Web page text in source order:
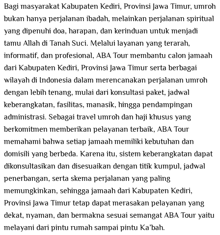
Bagi masyarakat Kabupaten Kediri, Provinsi Jawa Timur, umroh
bukan hanya perjalanan ibadah, melainkan perjalanan spiritual
yang dipenuhi doa, harapan, dan kerinduan untuk menjadi
tamu Allah di Tanah Suci. Melalui layanan yang terarah,
informatif, dan profesional, ABA Tour membantu calon jamaah
dari Kabupaten Kediri, Provinsi Jawa Timur serta berbagai
wilayah di Indonesia dalam merencanakan perjalanan umroh
dengan lebih tenang, mulai dari konsultasi paket, jadwal
keberangkatan, fasilitas, manasik, hingga pendampingan
administrasi. Sebagai travel umroh dan haji khusus yang
berkomitmen memberikan pelayanan terbaik, ABA Tour
memahami bahwa setiap jamaah memiliki kebutuhan dan
domisili yang berbeda. Karena itu, sistem keberangkatan dapat
dikonsultasikan dan disesuaikan dengan titik kumpul, jadwal
penerbangan, serta skema perjalanan yang paling
memungkinkan, sehingga jamaah dari Kabupaten Kediri,
Provinsi Jawa Timur tetap dapat merasakan pelayanan yang
dekat, nyaman, dan bermakna sesuai semangat ABA Tour yaitu
melayani dari pintu rumah sampai pintu Ka’bah.